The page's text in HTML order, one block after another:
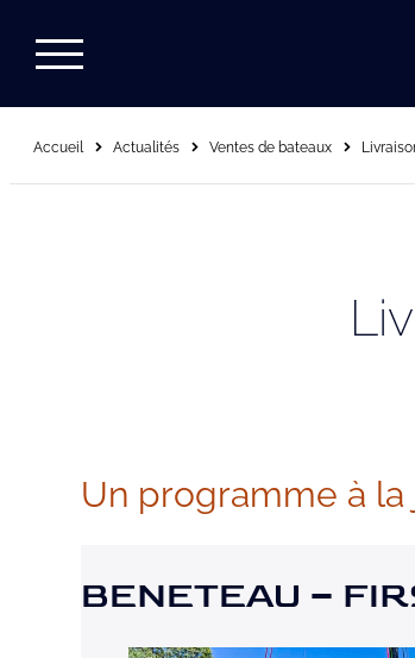
Accueil Actualités Ventes de bateaux
Un programme à la
BENETEAU –